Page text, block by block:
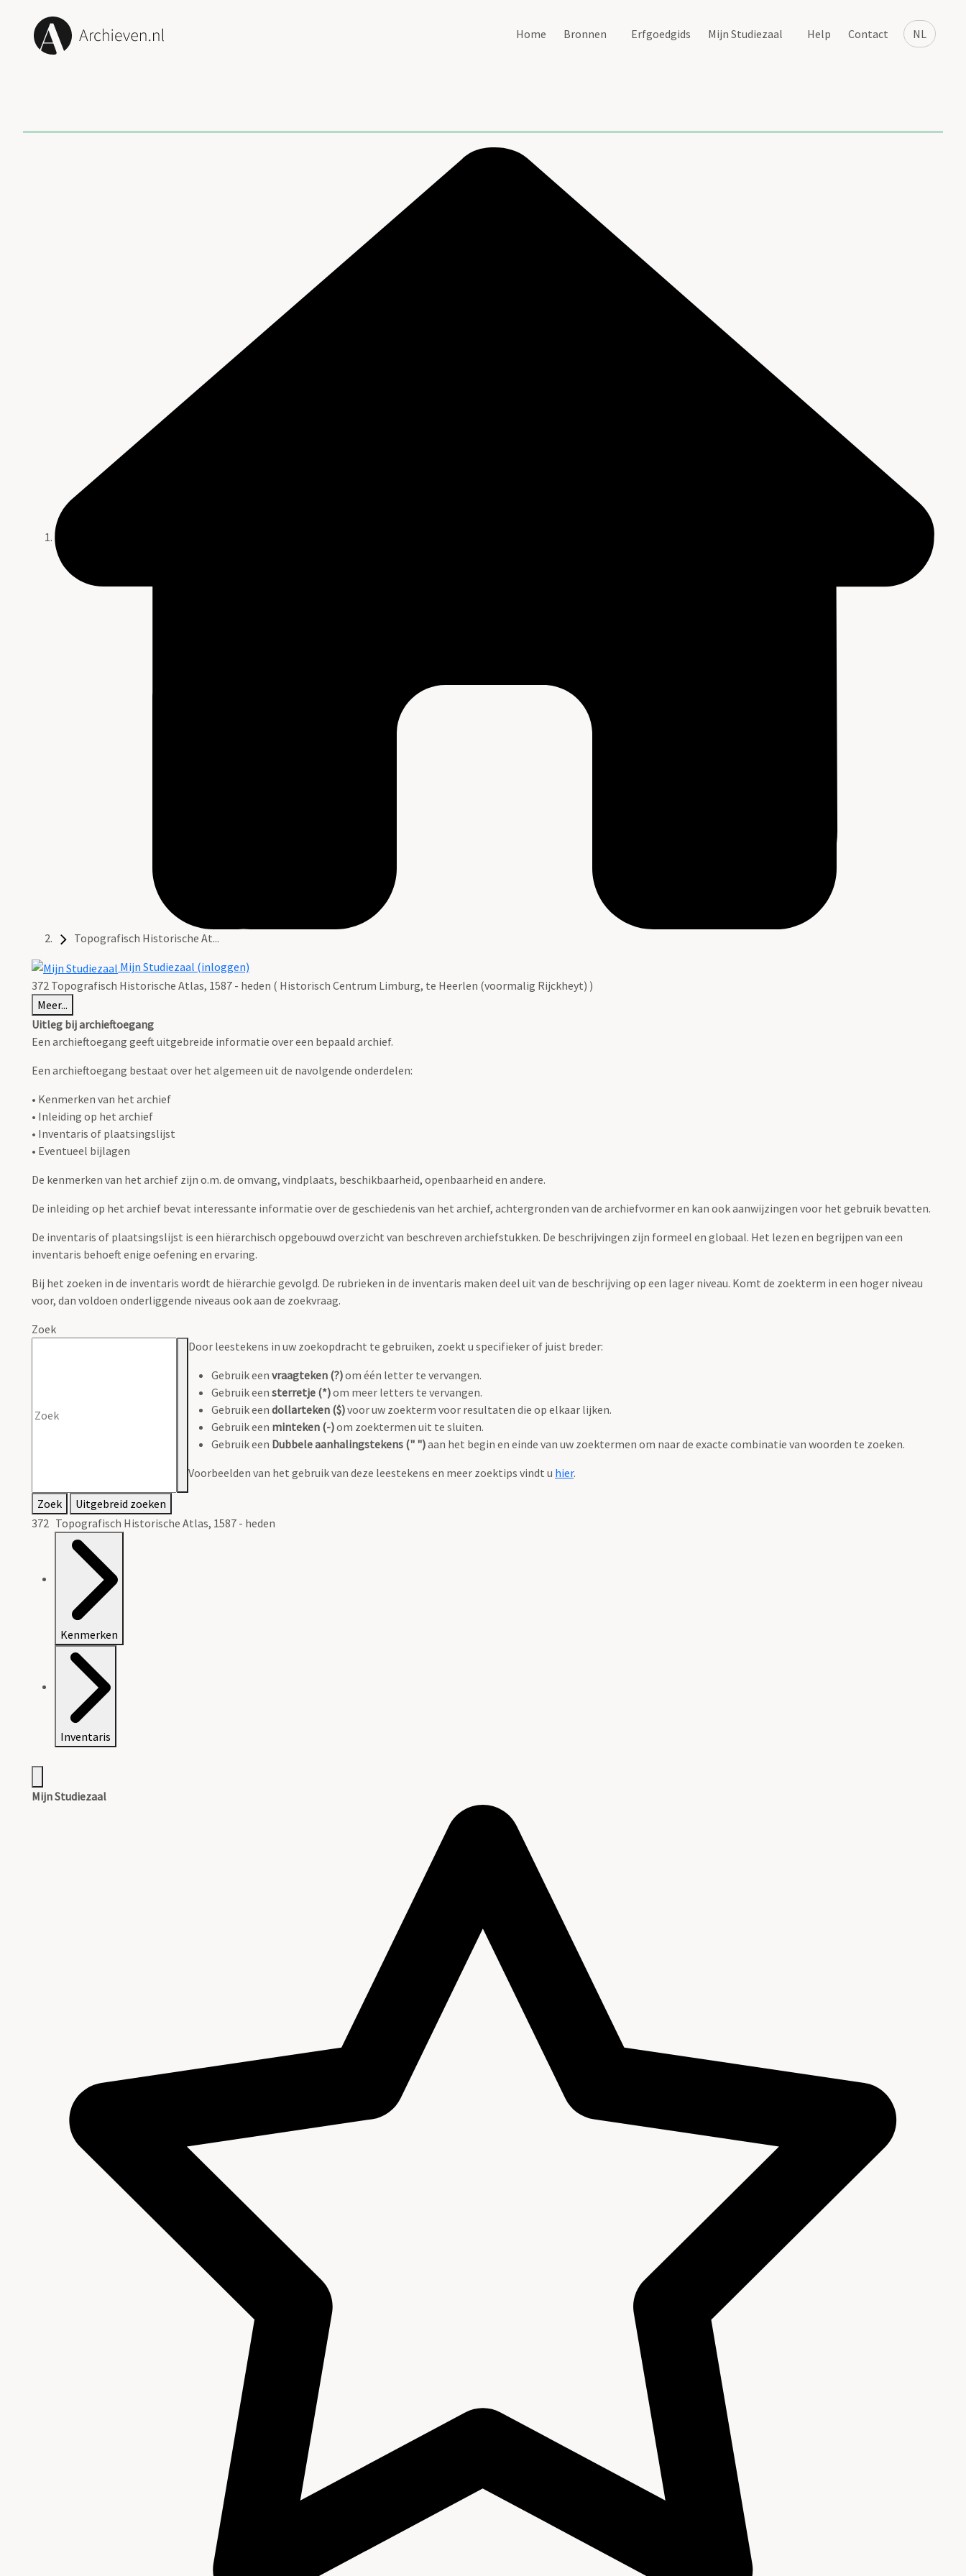
NL
Home Bronnen Erfgoedgids Mijn Studiezaal Help Contact
Topografisch Historische At...
Mijn Studiezaal (inloggen)
372 Topografisch Historische Atlas, 1587 - heden ( Historisch Centrum Limburg, te Heerlen (voormalig Rijckheyt) )
Meer...
Uitleg bij archieftoegang
Een archieftoegang geeft uitgebreide informatie over een bepaald archief.
Een archieftoegang bestaat over het algemeen uit de navolgende onderdelen:
• Kenmerken van het archief
• Inleiding op het archief
• Inventaris of plaatsingslijst
• Eventueel bijlagen
De kenmerken van het archief zijn o.m. de omvang, vindplaats, beschikbaarheid, openbaarheid en andere.
De inleiding op het archief bevat interessante informatie over de geschiedenis van het archief, achtergronden van de archiefvormer en kan ook aanwijzingen voor het gebruik bevatten.
De inventaris of plaatsingslijst is een hiërarchisch opgebouwd overzicht van beschreven archiefstukken. De beschrijvingen zijn formeel en globaal. Het lezen en begrijpen van een
inventaris behoeft enige oefening en ervaring.
Bij het zoeken in de inventaris wordt de hiërarchie gevolgd. De rubrieken in de inventaris maken deel uit van de beschrijving op een lager niveau. Komt de zoekterm in een hoger niveau
voor, dan voldoen onderliggende niveaus ook aan de zoekvraag.
Zoek
Door leestekens in uw zoekopdracht te gebruiken, zoekt u specifieker of juist breder:
Gebruik een vraagteken (?)om één letter te vervangen.
Gebruik een sterretje (*)om meer letters te vervangen.
Gebruik een dollarteken ($)voor uw zoekterm voor resultaten die op elkaar lijken.
Gebruik een minteken (-)om zoektermen uit te sluiten.
Gebruik een Dubbele aanhalingstekens (" ")aan het begin en einde van uw zoektermen om naar de exacte combinatie van woorden te zoeken.
Voorbeelden van het gebruik van deze leestekens en meer zoektips vindt u hier.
Zoek
Uitgebreid zoeken
372 Topografisch Historische Atlas, 1587 - heden
Kenmerken
Inventaris
Mijn Studiezaal